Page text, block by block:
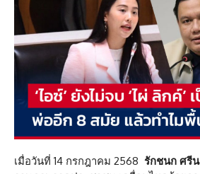
เมื่อวันที่ 14 กรกฎาคม 2568 รักชนก ศรี